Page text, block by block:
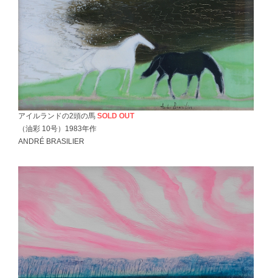
アイルランドの2頭の馬 SOLD OUT
（油彩 10号）1983年作
ANDRÉ BRASILIER